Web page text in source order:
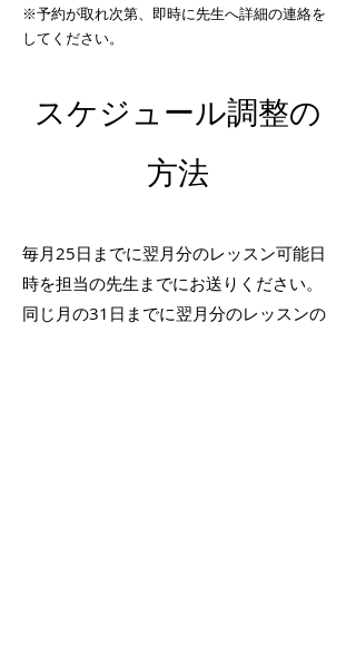
※予約が取れ次第、即時に先生へ詳細の連絡を
してください。
スケジュール調整の
方法
毎月25日までに翌月分のレッスン可能日
時を担当の先生までにお送りください。
同じ月の31日までに翌月分のレッスンの